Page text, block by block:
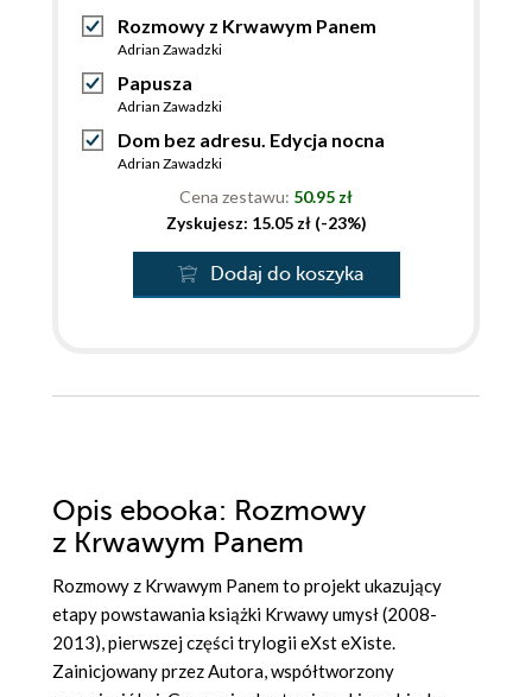
Rozmowy z Krwawym Panem
Adrian Zawadzki
Papusza
Adrian Zawadzki
Dom bez adresu. Edycja nocna
Adrian Zawadzki
Cena zestawu: 50.95 zł
Zyskujesz: 15.05 zł (-23%)
Dodaj do koszyka
Opis ebooka: Rozmowy
z Krwawym Panem
Rozmowy z Krwawym Panem to projekt ukazujący
etapy powstawania książki Krwawy umysł (2008-
2013), pierwszej części trylogii eXst eXiste.
Zainicjowany przez Autora, współtworzony